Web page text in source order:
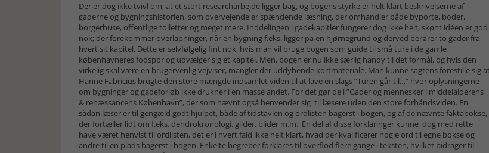
Der er dog ikke tvivl om, at et stort researcharbejde ligger bag, og bogens styrke er helt klart beskrivelserne af
gaderne og bygningshistorien, som overvejende er spændende læsning, der omhandler både byporte, boder,
borgerhuse, offentlige toiletter og meget mere. Inddelingen i gadekapitler fungerer dog ikke helt, skønt idéen er god
nok; der forekommer overlapninger, når en bygning f.eks. ligger på en hjørnegrund og derved berører to gader fra
hvert sit kapitel. Dette er selvfølgelig fint nok, hvis man vil bruge bogen som guide til små ture i de gamle
københavneres fodspor og udvælger sig et kapitel. Men, bogen er nu ikke særlig handy til det formål, og hvis den
virkelig skal være en brugervenlig vejviser, mangler der uddybende kortmateriale. Man kunne sagtens forestille sig at
Hanne Fabricius brugte den store mængde indsamlet viden til at lave en slags ”Turen går til…” hvor oplysningerne
om bygninger og gadeforløb ikke drukner i en masse andet. For det gør de i ”Gader og mennesker i middelalderens
& renæssancens København”, der som nævnt også henvender sig til læsere uden den store forhåndsviden. En
sådan læser er til gengæld godt hjulpet, både af tidstavlen og ordlisten bagerst i bogen, og af de nævnte faktabokse,
der fortæller lidt om f.eks. dendrokronologi, gilder, blider m.m. En del af disse forklaringer kunne dog med rette
have været henvist til ordlisten, det er i hvert fald ikke helt klart, hvad der kvalificerer nogle ord til egne bokse og
andre til en plads bagerst i bogen. Enkelte begreber forklares til overflod flere gange i teksten, hvilket bidrager til